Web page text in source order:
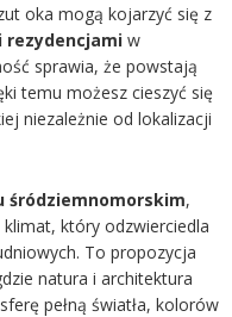
oka mogą kojarzyć się z
rezydencjami w
sprawia, że powstają
temu możesz cieszyć się
niezależnie od lokalizacji
śródziemnomorskim,
który odzwierciedla
To propozycja
natura i architektura
pełną światła, kolorów